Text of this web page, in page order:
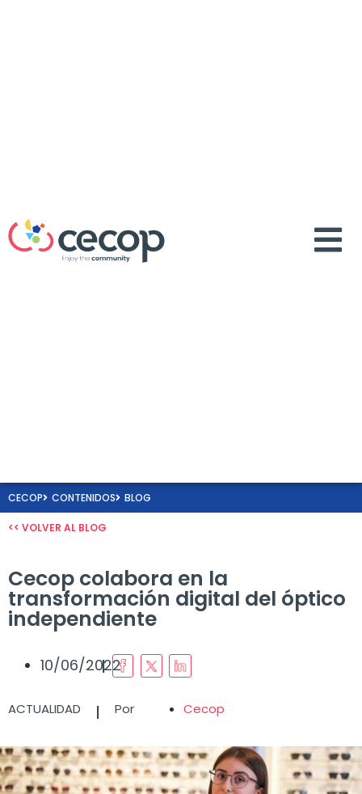
CECOP CONTENIDOS BLOG
<< VOLVER AL BLOG
Cecop colabora en la
transformación digital del óptico
independiente
10/06/2022
I
ACTUALIDAD I Por Cecop